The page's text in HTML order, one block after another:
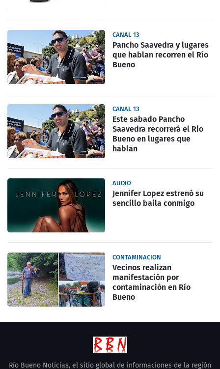
CANAL 13
Pancho Saavedra y lugares
que hablan recorren el Río
Bueno
CANAL 13
Este sabado Pancho
Saavedra recorrerá el Rio
Bueno en lugares que
hablan
AUDIO
Jennifer Lopez estrenó su
sencillo baila conmigo
CONTAMINACION
Vecinos realizan
manifestación por
contaminación en Río
Bueno
Río Bueno Noticias, el sitio global de informaciones de la región